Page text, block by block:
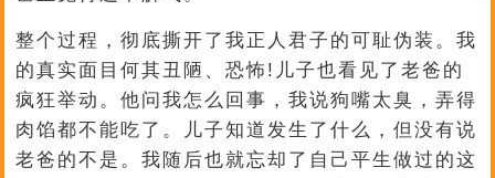
整个过程，彻底撕开了我正人君子的可耻伪装。我
的真实面目何其丑陋、恐怖!儿子也看见了老爸的
疯狂举动。他问我怎么回事，我说狗嘴太臭，弄得
肉馅都不能吃了。儿子知道发生了什么，但没有说
老爸的不是。我随后也就忘却了自己平生做过的这